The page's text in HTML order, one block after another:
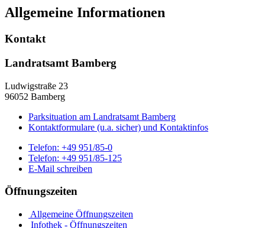
Allgemeine Informationen
Kontakt
Landratsamt Bamberg
Ludwigstraße 23
96052 Bamberg
Parksituation am Landratsamt Bamberg
Kontaktformulare (u.a. sicher) und Kontaktinfos
Telefon: +49 951/85-0
Telefon: +49 951/85-125
E-Mail schreiben
Öffnungszeiten
Allgemeine Öffnungszeiten
Infothek - Öffnungszeiten